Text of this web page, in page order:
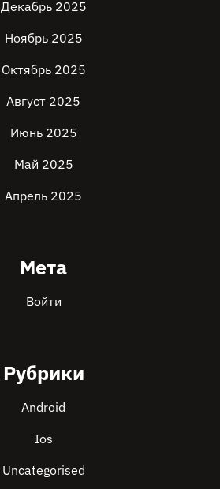
Декабрь 2025
Ноябрь 2025
Октябрь 2025
Август 2025
Июнь 2025
Май 2025
Апрель 2025
Мета
Войти
Рубрики
Android
Ios
Uncategorised